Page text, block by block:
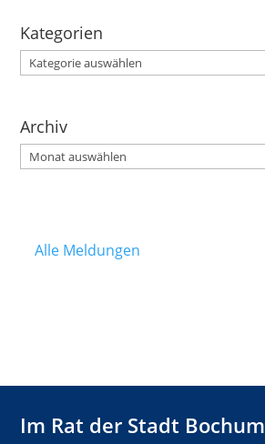
Kategorien
Kategorien
Archiv
Archiv
Alle Meldungen
Im Rat der Stadt Bochum